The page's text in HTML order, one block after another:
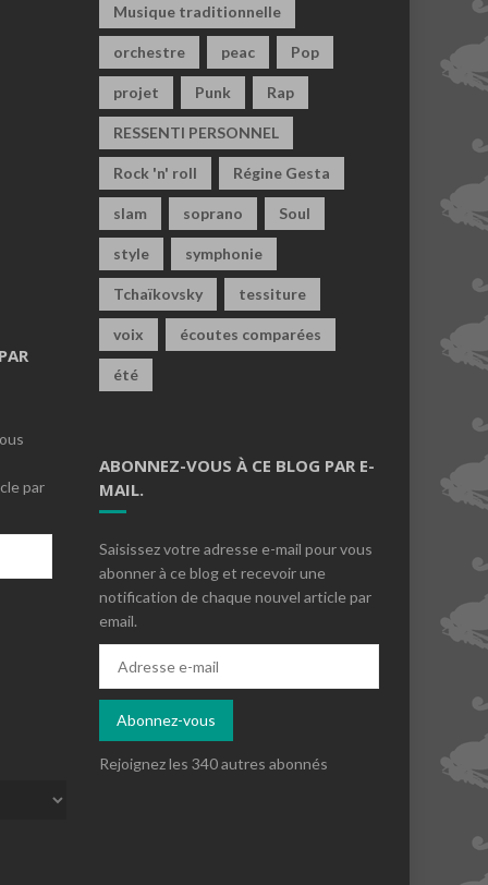
par
Musique traditionnelle
orchestre peac Pop
projet Punk Rap
RESSENTI PERSONNEL
Rock 'n' roll Régine Gesta
slam soprano Soul
style symphonie
Tchaïkovsky tessiture
voix écoutes comparées
été
ABONNEZ-VOUS À CE BLOG PAR E-
MAIL.
Saisissez votre adresse e-mail pour vous
abonner à ce blog et recevoir une
notification de chaque nouvel article par
email.
mail
Abonnez-vous
Rejoignez les 340 autres abonnés